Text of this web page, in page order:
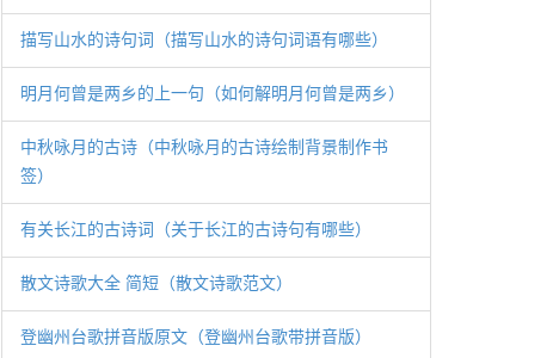
描写山水的诗句词（描写山水的诗句词语有哪些）
明月何曾是两乡的上一句（如何解明月何曾是两乡）
中秋咏月的古诗（中秋咏月的古诗绘制背景制作书
签）
有关长江的古诗词（关于长江的古诗句有哪些）
散文诗歌大全 简短（散文诗歌范文）
登幽州台歌拼音版原文（登幽州台歌带拼音版）